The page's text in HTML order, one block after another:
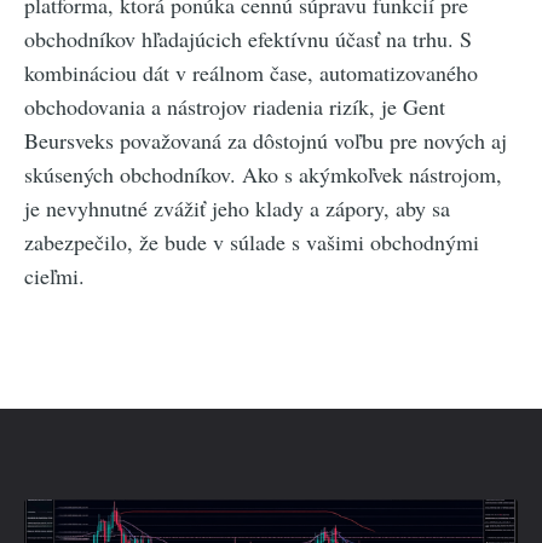
obchodníkov hľadajúcich efektívnu účasť na trhu. S
kombináciou dát v reálnom čase, automatizovaného
obchodovania a nástrojov riadenia rizík, je Gent
Beursveks považovaná za dôstojnú voľbu pre nových aj
skúsených obchodníkov. Ako s akýmkoľvek nástrojom,
je nevyhnutné zvážiť jeho klady a zápory, aby sa
zabezpečilo, že bude v súlade s vašimi obchodnými
cieľmi.